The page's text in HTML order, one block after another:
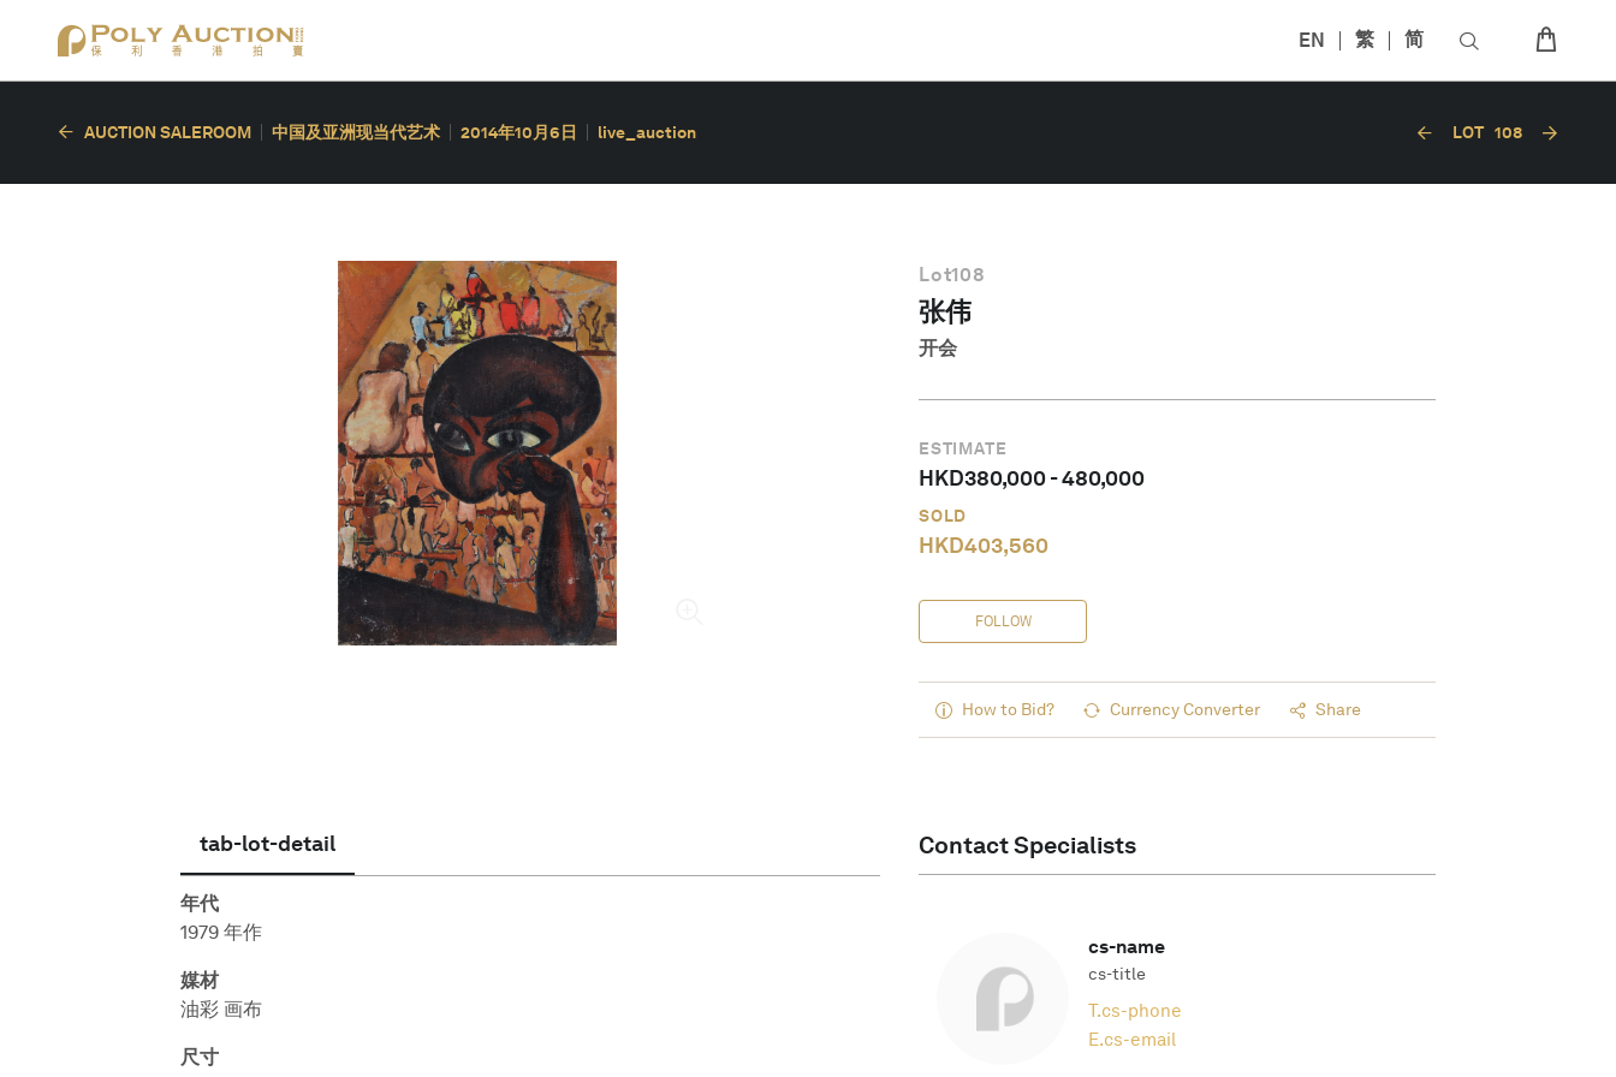
EN 繁 简
AUCTION SALEROOM 中国及亚洲现当代艺术 2014年10月6日 live_auction LOT 108
Lot108
张伟
开会
ESTIMATE
HKD380,000-480,000
SOLD
HKD403,560
FOLLOW
How to Bid? Currency Converter Share
tab-lot-detail
年代
1979 年作
媒材
油彩 画布
尺寸
Contact Specialists
cs-name
cs-title
T.cs-phone
E.cs-email